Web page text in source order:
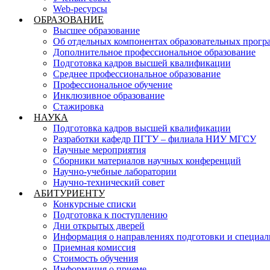
Web-ресурсы
ОБРАЗОВАНИЕ
Высшее образование
Об отдельных компонентах образовательных
Дополнительное профессиональное образование
Подготовка кадров высшей квалификации
Среднее профессиональное образование
Профессиональное обучение
Инклюзивное образование
Стажировка
НАУКА
Подготовка кадров высшей квалификации
Разработки кафедр ПГТУ – филиала НИУ МГСУ
Научные мероприятия
Сборники материалов научных конференций
Научно-учебные лаборатории
Научно-технический совет
АБИТУРИЕНТУ
Конкурсные списки
Подготовка к поступлению
Дни открытых дверей
Информация о направлениях подготовки и
Приемная комиссия
Стоимость обучения